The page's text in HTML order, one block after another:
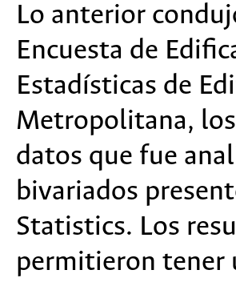
Lo anterior
Encuesta de
Estadísticas de
Metropolitana, los
datos que fue
bivariados
Statistics. Los
permitieron tener